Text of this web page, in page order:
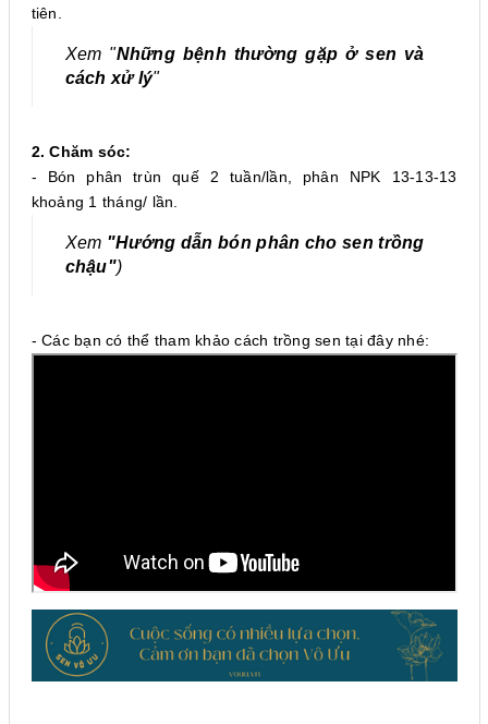
tiên.
Xem "Những bệnh thường gặp ở sen và
cách xử lý"
2. Chăm sóc:
- Bón phân trùn quế 2 tuần/lần, phân NPK 13-13-13
khoảng 1 tháng/ lần.
Xem "Hướng dẫn bón phân cho sen trồng
chậu")
- Các bạn có thể tham khảo cách trồng sen tại đây nhé: